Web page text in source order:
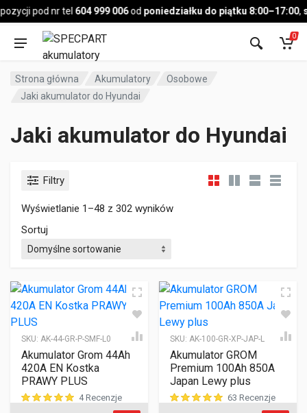
pod nr tel604 999 006odponiedziałku do piątku 8:00–17:00,
Pojazd
0
Strona główna Akumulatory
Osobowe
Jaki akumulator do Hyundai
Jaki akumulator do Hyundai
Filtry
Wyświetlanie 1–48 z 302 wyników
Sortuj
SKU: AK-44-GR-P-SMF-L0
Akumulator Grom 44Ah
420A EN Kostka
PRAWY PLUS
4 Recenzje
SKU: AK-100-GR-XP-JAP-L
Akumulator GROM
Premium 100Ah 850A
Japan Lewy plus
63 Recenzje